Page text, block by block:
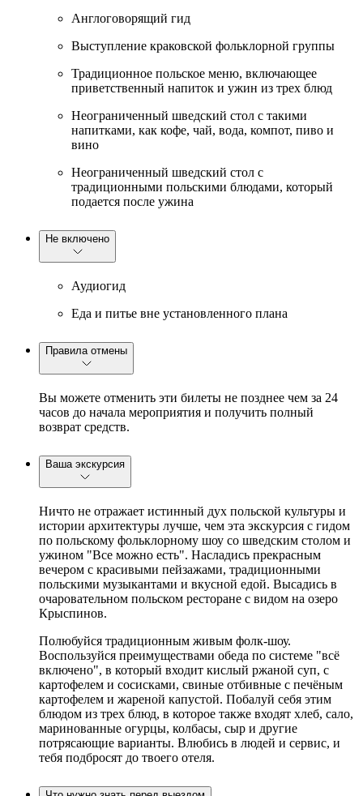
Англоговорящий гид
Выступление краковской фольклорной группы
Традиционное польское меню, включающее
приветственный напиток и ужин из трех блюд
Неограниченный шведский стол с такими
напитками, как кофе, чай, вода, компот, пиво и
вино
Неограниченный шведский стол с
традиционными польскими блюдами, который
подается после ужина
Не включено
Аудиогид
Еда и питье вне установленного плана
Правила отмены
Вы можете отменить эти билеты не позднее чем за 24
часов до начала мероприятия и получить полный
возврат средств.
Ваша экскурсия
Ничто не отражает истинный дух польской культуры и
истории архитектуры лучше, чем эта экскурсия с гидом
по польскому фольклорному шоу со шведским столом и
ужином "Все можно есть". Насладись прекрасным
вечером с красивыми пейзажами, традиционными
польскими музыкантами и вкусной едой. Высадись в
очаровательном польском ресторане с видом на озеро
Крыспинов.
Полюбуйся традиционным живым фолк-шоу.
Воспользуйся преимуществами обеда по системе "всё
включено", в который входит кислый ржаной суп, с
картофелем и сосисками, свиные отбивные с печёным
картофелем и жареной капустой. Побалуй себя этим
блюдом из трех блюд, в которое также входят хлеб, сало,
маринованные огурцы, колбасы, сыр и другие
потрясающие варианты. Влюбись в людей и сервис, и
тебя подбросят до твоего отеля.